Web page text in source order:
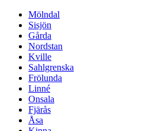
Mölndal
Sisjön
Gårda
Nordstan
Kville
Sahlgrenska
Frölunda
Linné
Onsala
Fjärås
Åsa